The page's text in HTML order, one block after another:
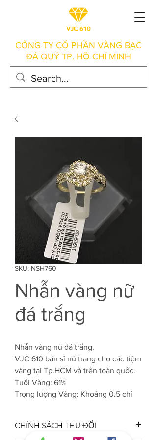
CÔNG TY CỔ PHẦN VÀNG BẠC
ĐÁ QUÝ TP. HỒ CHÍ MINH
SKU: NSH760
Nhẫn vàng nữ
đá trắng
Nhẫn vàng nữ đá trắng.
VJC 610 bán sỉ nữ trang cho các tiệm
vàng tại Tp.HCM và trên toàn quốc.
Tuổi Vàng: 61%
Trọng lượng Vàng: Khoảng 0.5 chỉ
CHÍNH SÁCH THU ĐỔI